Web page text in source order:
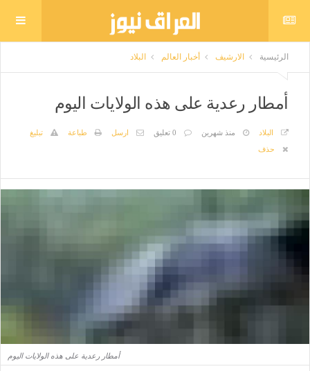
الرئيسية الارشيف أخبار العالم البلاد
أمطار رعدية على هذه الولايات اليوم
البلاد منذ شهرين 0 تعليق ارسل طباعة
تبليغ
حذف
أمطار رعدية على هذه الولايات اليوم